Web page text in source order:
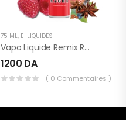
75 ML, E-LIQUIDES
Vapo Liquide Remix Ragna 75ml
1200 DA
( 0 Commentaires )